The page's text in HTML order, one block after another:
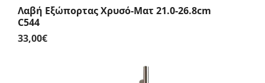
Λαβή Εξώπορτας Χρυσό-Ματ 21.0-26.8cm
C544
33,00€